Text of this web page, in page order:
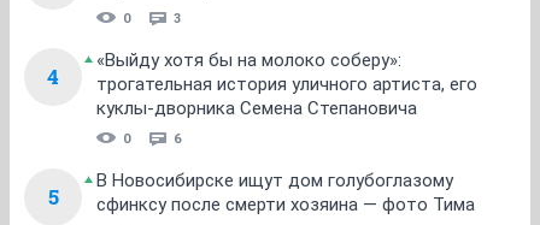
0 3
4
«Выйду хотя бы на молоко соберу»:
трогательная история уличного артиста, его
куклы-дворника Семена Степановича
0 6
5
В Новосибирске ищут дом голубоглазому
сфинксу после смерти хозяина — фото Тима